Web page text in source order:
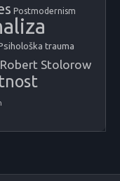
Postmodernism
trauma
Robert Stolorow